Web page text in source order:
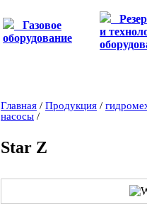
Газовое
оборудование
и
Главная / Продукция /
насосы /
Star Z